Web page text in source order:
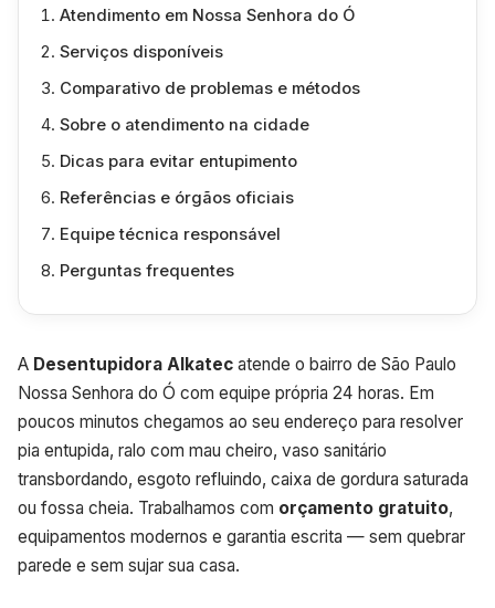
Atendimento em Nossa Senhora do Ó
Serviços disponíveis
Comparativo de problemas e métodos
Sobre o atendimento na cidade
Dicas para evitar entupimento
Referências e órgãos oficiais
Equipe técnica responsável
Perguntas frequentes
A Desentupidora Alkatec atende o bairro de São Paulo
Nossa Senhora do Ó com equipe própria 24 horas. Em
poucos minutos chegamos ao seu endereço para resolver
pia entupida, ralo com mau cheiro, vaso sanitário
transbordando, esgoto refluindo, caixa de gordura saturada
ou fossa cheia. Trabalhamos com orçamento gratuito,
equipamentos modernos e garantia escrita — sem quebrar
parede e sem sujar sua casa.